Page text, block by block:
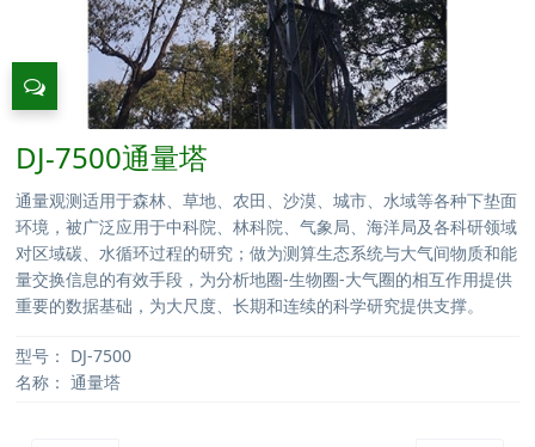
DJ-7500通量塔
通量观测适用于森林、草地、农田、沙漠、城市、水域等各种下垫面
环境，被广泛应用于中科院、林科院、气象局、海洋局及各科研领域
对区域碳、水循环过程的研究；做为测算生态系统与大气间物质和能
量交换信息的有效手段，为分析地圈-生物圈-大气圈的相互作用提供
重要的数据基础，为大尺度、长期和连续的科学研究提供支撑。
型号： DJ-7500
名称： 通量塔